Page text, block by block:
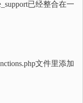
已经整合在一
文件里添加